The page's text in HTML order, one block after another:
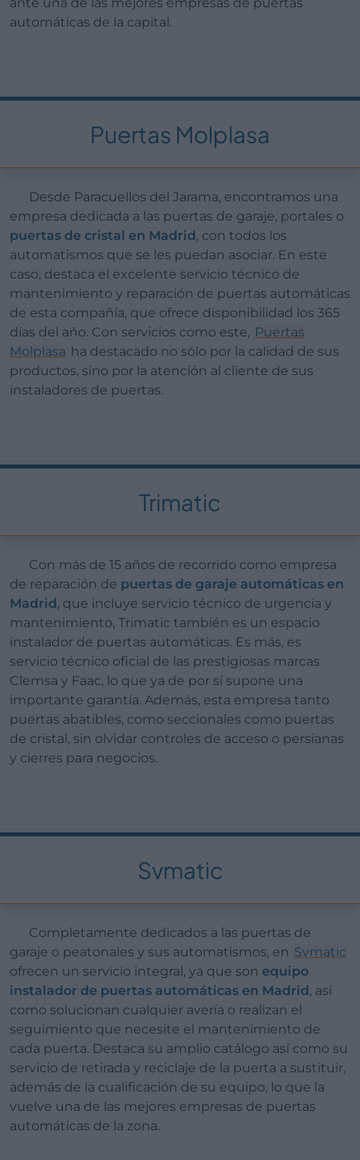
automáticas de la capital.
Puertas Molplasa
Desde Paracuellos del Jarama, encontramos una
empresa dedicada a las puertas de garaje, portales o
puertas de cristal en Madrid , con todos los
automatismos que se les puedan asociar. En este
caso, destaca el excelente servicio técnico de
mantenimiento y reparación de puertas automáticas
de esta compañía, que ofrece disponibilidad los 365
días del año. Con servicios como este, Puertas
Molplasa ha destacado no sólo por la calidad de sus
productos, sino por la atención al cliente de sus
instaladores de puertas.
Trimatic
Con más de 15 años de recorrido como empresa
de reparación de puertas de garaje automáticas en
Madrid , que incluye servicio técnico de urgencia y
mantenimiento, Trimatic también es un espacio
instalador de puertas automáticas. Es más, es
servicio técnico oficial de las prestigiosas marcas
Clemsa y Faac, lo que ya de por sí supone una
importante garantía. Además, esta empresa tanto
puertas abatibles, como seccionales como puertas
de cristal, sin olvidar controles de acceso o persianas
y cierres para negocios.
Svmatic
Completamente dedicados a las puertas de
garaje o peatonales y sus automatismos, en Svmatic
ofrecen un servicio integral, ya que son equipo
instalador de puertas automáticas en Madrid , así
como solucionan cualquier avería o realizan el
seguimiento que necesite el mantenimiento de
cada puerta. Destaca su amplio catálogo así como su
servicio de retirada y reciclaje de la puerta a sustituir,
además de la cualificación de su equipo, lo que la
vuelve una de las mejores empresas de puertas
automáticas de la zona.